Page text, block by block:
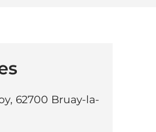
62700 Bruay-la-